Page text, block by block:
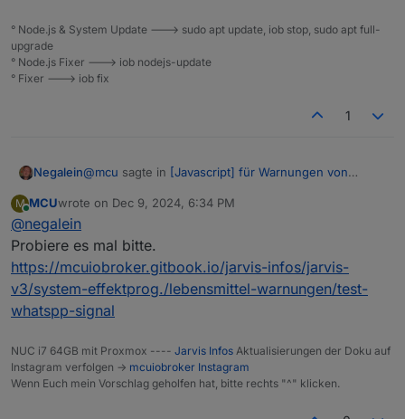
° Node.js & System Update ---> sudo apt update, iob stop, sudo apt full-
upgrade
° Node.js Fixer ---> iob nodejs-update
° Fixer ---> iob fix
1
Negalein@mcu sagte in [Javascript] für Warnungen von
aus%2Atitel%2A%0Atext%0Awww.test.de
wird
text
www.test.de
M
Online
MCUwrote on Dec 9, 2024, 6:34 PM
last edited by
@negalein
Probiere es mal bitte.
https://mcuiobroker.gitbook.io/jarvis-infos/jarvis-
v3/system-effektprog./lebensmittel-warnungen/test-
whatspp-signal
NUC i7 64GB mit Proxmox ---- Jarvis Infos Aktualisierungen der Doku auf
Instagram verfolgen -> mcuiobroker Instagram
Wenn Euch mein Vorschlag geholfen hat, bitte rechts "^" klicken.